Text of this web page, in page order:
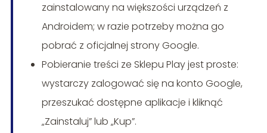
zainstalowany na większości urządzeń z
Androidem; w razie potrzeby można go
pobrać z oficjalnej strony Google.
Pobieranie treści ze Sklepu Play jest proste:
wystarczy zalogować się na konto Google,
przeszukać dostępne aplikacje i kliknąć
„Zainstaluj” lub „Kup”.